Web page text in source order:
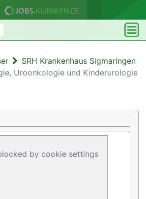
SRH Krankenhaus Sigmaringen
Uroonkologie und Kinderurologie
by cookie settings